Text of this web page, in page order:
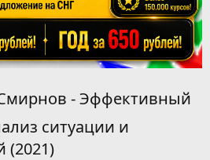
- Эффективный
ситуации и
(2021)